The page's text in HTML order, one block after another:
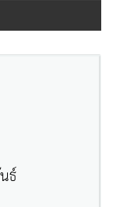
ธ์